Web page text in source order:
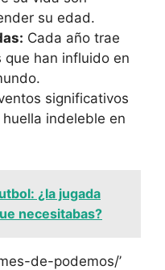
su edad.
Cada año trae
que han influido en
significativos
indeleble en
¿la jugada
necesitabas?
de-podemos/’